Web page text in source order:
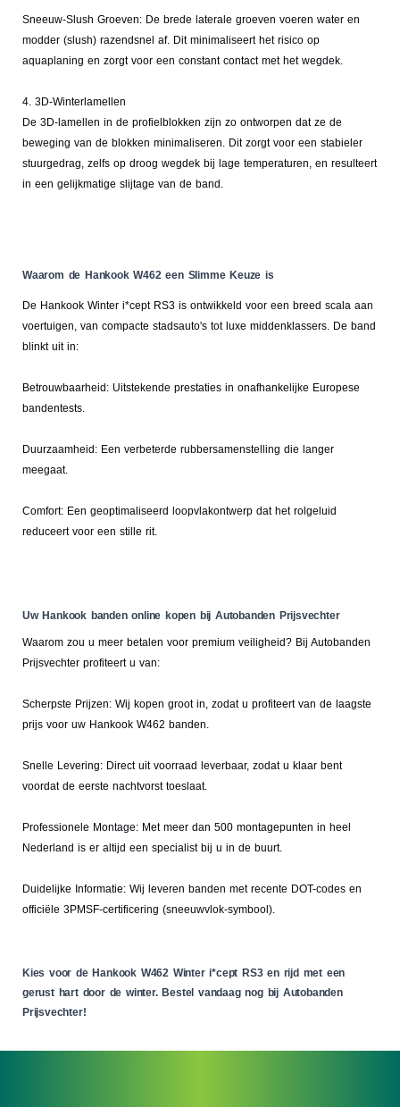
Sneeuw-Slush Groeven: De brede laterale groeven voeren water en
modder (slush) razendsnel af. Dit minimaliseert het risico op
aquaplaning en zorgt voor een constant contact met het wegdek.
4. 3D-Winterlamellen
De 3D-lamellen in de profielblokken zijn zo ontworpen dat ze de
beweging van de blokken minimaliseren. Dit zorgt voor een stabieler
stuurgedrag, zelfs op droog wegdek bij lage temperaturen, en resulteert
in een gelijkmatige slijtage van de band.
Waarom de Hankook W462 een Slimme Keuze is
De Hankook Winter i*cept RS3 is ontwikkeld voor een breed scala aan
voertuigen, van compacte stadsauto's tot luxe middenklassers. De band
blinkt uit in:
Betrouwbaarheid: Uitstekende prestaties in onafhankelijke Europese
bandentests.
Duurzaamheid: Een verbeterde rubbersamenstelling die langer
meegaat.
Comfort: Een geoptimaliseerd loopvlakontwerp dat het rolgeluid
reduceert voor een stille rit.
Uw Hankook banden online kopen bij Autobanden Prijsvechter
Waarom zou u meer betalen voor premium veiligheid? Bij Autobanden
Prijsvechter profiteert u van:
Scherpste Prijzen: Wij kopen groot in, zodat u profiteert van de laagste
prijs voor uw Hankook W462 banden.
Snelle Levering: Direct uit voorraad leverbaar, zodat u klaar bent
voordat de eerste nachtvorst toeslaat.
Professionele Montage: Met meer dan 500 montagepunten in heel
Nederland is er altijd een specialist bij u in de buurt.
Duidelijke Informatie: Wij leveren banden met recente DOT-codes en
officiële 3PMSF-certificering (sneeuwvlok-symbool).
Kies voor de Hankook W462 Winter i*cept RS3 en rijd met een
gerust hart door de winter. Bestel vandaag nog bij Autobanden
Prijsvechter!